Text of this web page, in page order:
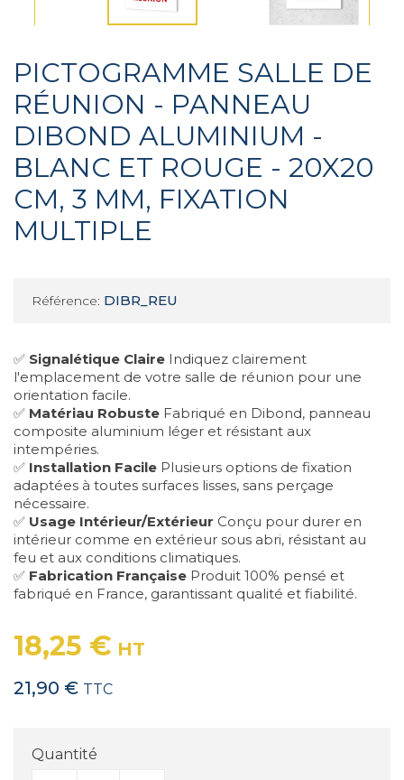
PICTOGRAMME SALLE DE
RÉUNION - PANNEAU
DIBOND ALUMINIUM -
BLANC ET ROUGE - 20X20
CM, 3 MM, FIXATION
MULTIPLE
Référence: DIBR_REU
✅ Signalétique Claire Indiquez clairement
l'emplacement de votre salle de réunion pour une
orientation facile.
✅ Matériau Robuste Fabriqué en Dibond, panneau
composite aluminium léger et résistant aux
intempéries.
✅ Installation Facile Plusieurs options de fixation
adaptées à toutes surfaces lisses, sans perçage
nécessaire.
✅ Usage Intérieur/Extérieur Conçu pour durer en
intérieur comme en extérieur sous abri, résistant au
feu et aux conditions climatiques.
✅ Fabrication Française Produit 100% pensé et
fabriqué en France, garantissant qualité et fiabilité.
18,25 € HT
21,90 € TTC
Quantité